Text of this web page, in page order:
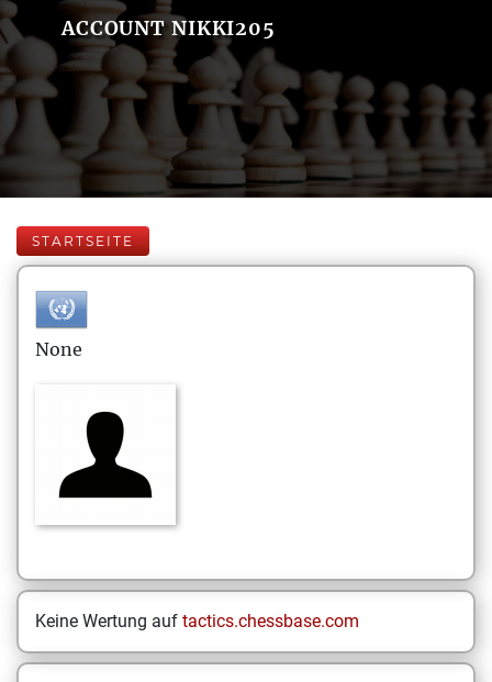
ACCOUNT NIKKI205
STARTSEITE
None
Keine Wertung auf tactics.chessbase.com